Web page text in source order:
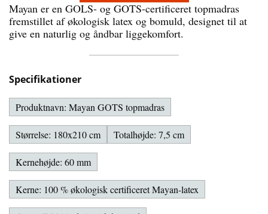
Mayan er en GOLS- og GOTS-certificeret topmadras
fremstillet af økologisk latex og bomuld, designet til at
give en naturlig og åndbar liggekomfort.
Specifikationer
Produktnavn: Mayan GOTS topmadras
Størrelse: 180x210 cm Totalhøjde: 7,5 cm
Kernehøjde: 60 mm
Kerne: 100 % økologisk certificeret Mayan-latex